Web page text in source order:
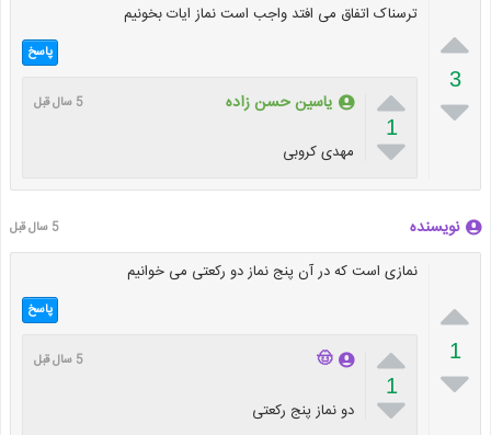

3

ترسناک اتفاق می افتد واجب است نماز ایات بخونیم
پاسخ

1

یاسین حسن زاده 5 سال قبل
مهدی کروبی
نویسنده 5 سال قبل

1

نمازی است که در آن پنج نماز دو رکعتی می خوانیم
پاسخ

1

🤠 5 سال قبل
دو نماز پنج رکعتی